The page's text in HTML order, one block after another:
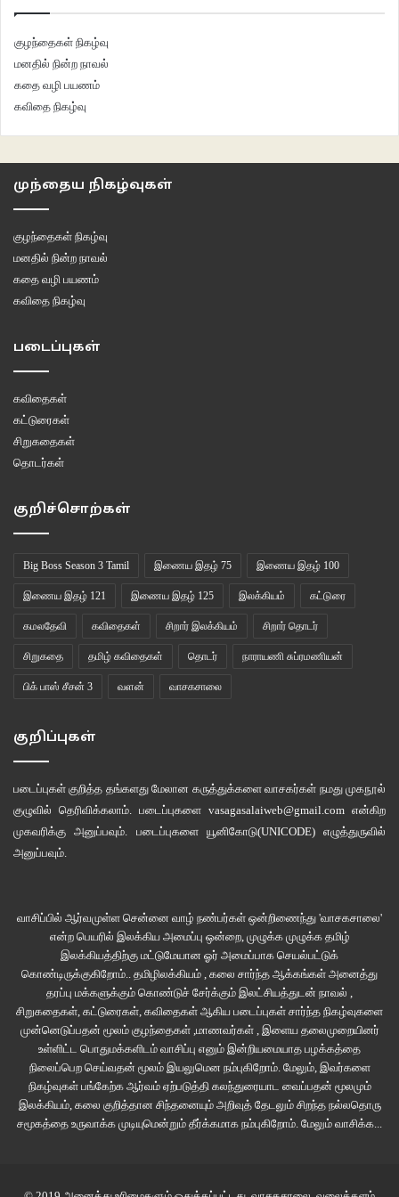
குழந்தைகள் நிகழ்வு
மனதில் நின்ற நாவல்
கதை வழி பயணம்
கவிதை நிகழ்வு
முந்தைய நிகழ்வுகள்
குழந்தைகள் நிகழ்வு
மனதில் நின்ற நாவல்
கதை வழி பயணம்
கவிதை நிகழ்வு
படைப்புகள்
கவிதைகள்
கட்டுரைகள்
சிறுகதைகள்
தொடர்கள்
குறிச்சொற்கள்
Big Boss Season 3 Tamil இணைய இதழ் 75 இணைய இதழ் 100
இணைய இதழ் 121 இணைய இதழ் 125 இலக்கியம் கட்டுரை
கமலதேவி கவிதைகள் சிறார் இலக்கியம் சிறார் தொடர்
சிறுகதை தமிழ் கவிதைகள் தொடர் நாராயணி சுப்ரமணியன்
பிக் பாஸ் சீசன் 3 வளன் வாசகசாலை
குறிப்புகள்
படைப்புகள் குறித்த தங்களது மேலான கருத்துக்களை வாசகர்கள் நமது முகநூல்
குழுவில் தெரிவிக்கலாம். படைப்புகளை vasagasalaiweb@gmail.com என்கிற
முகவரிக்கு அனுப்பவும். படைப்புகளை யூனிகோடு(UNICODE)எழுத்துருவில்
அனுப்பவும்.
வாசிப்பில் ஆர்வமுள்ள சென்னை வாழ் நண்பர்கள் ஒன்றிணைந்து 'வாசகசாலை'
என்ற பெயரில் இலக்கிய அமைப்பு ஒன்றை, முழுக்க முழுக்க தமிழ்
இலக்கியத்திற்கு மட்டுமேயான ஓர் அமைப்பாக செயல்பட்டுக்
கொண்டிருக்குகிறோம்.. தமிழிலக்கியம் , கலை சார்ந்த ஆக்கங்கள் அனைத்து
தரப்பு மக்களுக்கும் கொண்டுச் சேர்க்கும் இலட்சியத்துடன் நாவல் ,
சிறுகதைகள், கட்டுரைகள், கவிதைகள் ஆகிய படைப்புகள் சார்ந்த நிகழ்வுகளை
முன்னெடுப்பதன் மூலம் குழந்தைகள் ,மாணவர்கள் , இளைய தலைமுறையினர்
உள்ளிட்ட பொதுமக்களிடம் வாசிப்பு எனும் இன்றியமையாத பழக்கத்தை
நிலைப்பெற செய்வதன் மூலம் இயலுமென நம்புகிறோம். மேலும், இவர்களை
நிகழ்வுகள் பங்கேற்க ஆர்வம் ஏற்படுத்தி கலந்துரையாட வைப்பதன் மூலமும்
இலக்கியம், கலை குறித்தான சிந்தனையும் அறிவுத் தேடலும் சிறந்த நல்லதொரு
சமூகத்தை உருவாக்க முடியுமென்றும் தீர்க்கமாக நம்புகிறோம். மேலும் வாசிக்க...